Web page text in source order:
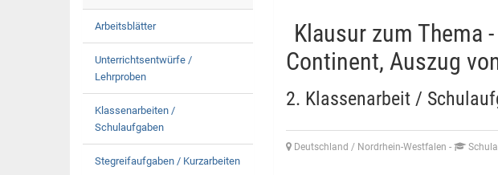
Arbeitsblätter
Unterrichtsentwürfe /
Lehrproben
Klassenarbeiten /
Schulaufgaben
Stegreifaufgaben / Kurzarbeiten
Klausur zum Thema
Continent, Auszug
2. Klassenarbeit /
Deutschland / Nordrhein-Westfalen -